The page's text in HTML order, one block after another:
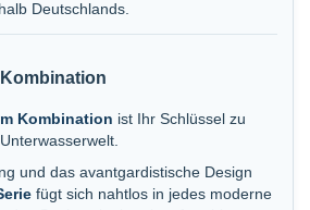
Deutschlands.
Kombination ist Ihr Schlüssel zu
und das avantgardistische Design
fügt sich nahtlos in jedes moderne